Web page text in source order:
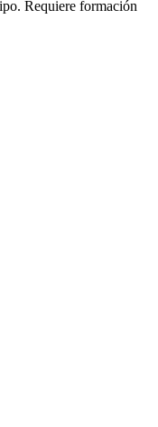
Requiere formación